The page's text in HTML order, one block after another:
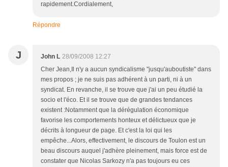
rapidement.Cordialement,
Répondre
J John L 28/09/2008 12:27
Cher Jean,Il n'y a aucun syndicalisme "jusqu'auboutiste" dans
mes propos ; je ne suis pas adhérent à un parti, ni à un
syndicat. En revanche, il se trouve que j'ai un peu étudié la
socio et l'éco. Et il se trouve que de grandes tendances
existent :Notamment que la dérégulation économique
favorise les comportements honteux et délictueux que je
décrits à longueur de page. Et c'est la loi qui les
empêche...Alors, effectivement, le discours de Toulon est un
beau discours auquel j'adhère pleinement, mais force est de
constater que Nicolas Sarkozy n'a pas toujours eu ces